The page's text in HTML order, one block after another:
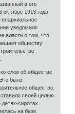
в его
октябре 1913 года
епархиальное
уведомило
власти о том, что
обществу
слов об обществе
было
общество,
ставило своей целью
детях-сиротах.
на базе